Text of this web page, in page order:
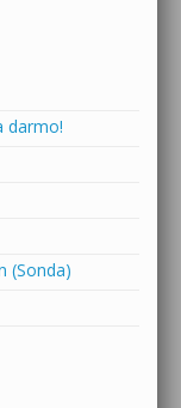
darmo!
(Sonda)